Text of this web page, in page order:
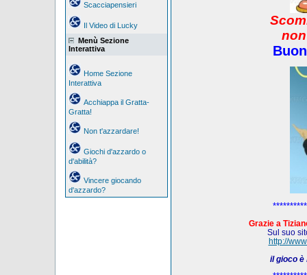
Scacciapensieri
Il Video di Lucky
Menù Sezione
Interattiva
Home Sezione
Interattiva
Acchiappa il Gratta-
Gratta!
Non t'azzardare!
Giochi d'azzardo o
d'abilità?
Vincere giocando
d'azzardo?
Grazie a
Sul suo
http://
il gioco è